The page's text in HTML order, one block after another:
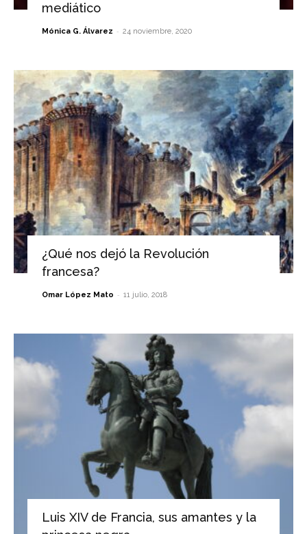
mediático
Mónica G. Álvarez - 24 noviembre, 2020
¿Qué nos dejó la Revolución
francesa?
Omar López Mato - 11 julio, 2018
Luis XIV de Francia, sus amantes y la